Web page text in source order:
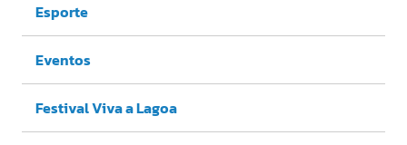
Esporte
Eventos
Festival Viva a Lagoa